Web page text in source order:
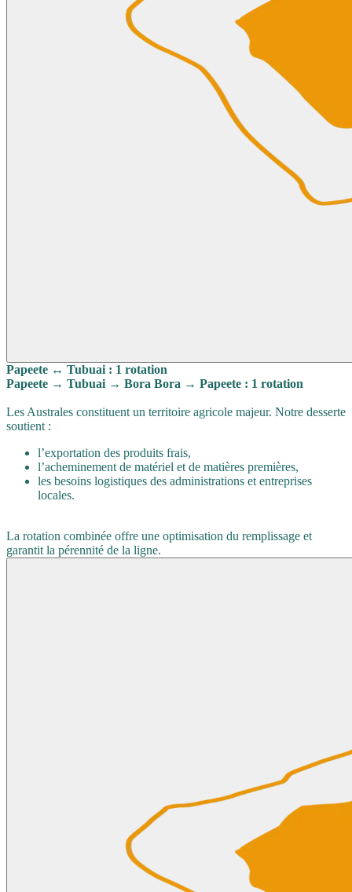
Papeete ↔ Tubuai : 1 rotation
Papeete → Tubuai → Bora Bora → Papeete : 1 rotation
Les Australes constituent un territoire agricole majeur. Notre desserte
soutient :
l’exportation des produits frais,
l’acheminement de matériel et de matières premières,
les besoins logistiques des administrations et entreprises
locales.
La rotation combinée offre une optimisation du remplissage et
garantit la pérennité de la ligne.